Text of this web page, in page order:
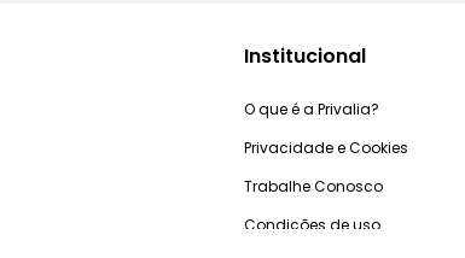
Institucional
O que é a Privalia?
Privacidade e Cookies
Trabalhe Conosco
Condições de uso